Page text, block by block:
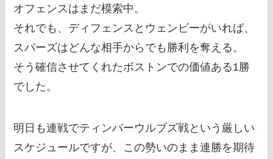
オフェンスはまだ模索中。
それでも、ディフェンスとウェンビーがいれば、
スパーズはどんな相手からでも勝利を奪える。
そう確信させてくれたボストンでの価値ある1勝
でした。
明日も連戦でティンバーウルブズ戦という厳しい
スケジュールですが、この勢いのまま連勝を期待